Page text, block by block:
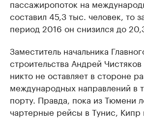
пассажиропоток на
составил 45,3 тыс. человек, то
период 2016 он снизился до
Заместитель начальника
строительства Андрей
никто не оставляет в стороне
международных направлений в
порту. Правда, пока из Тюмени
чартерные рейсы в Тунис, Кипр